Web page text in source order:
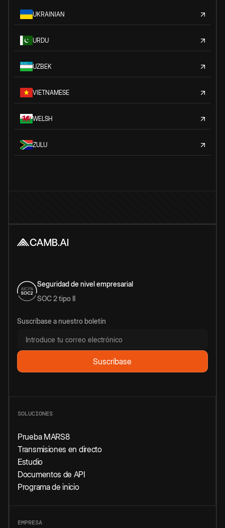
UKRAINIAN
URDU
UZBEK
VIETNAMESE
WELSH
ZULU
Seguridad de nivel empresarial
SOC 2 tipo II
Suscríbase a nuestro boletín
SOLUCIONES
Prueba MARS8
Transmisiones en directo
Estudio
Documentos de API
Programa de inicio
EMPRESA